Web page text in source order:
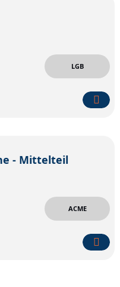
LGB
- Mittelteil
ACME